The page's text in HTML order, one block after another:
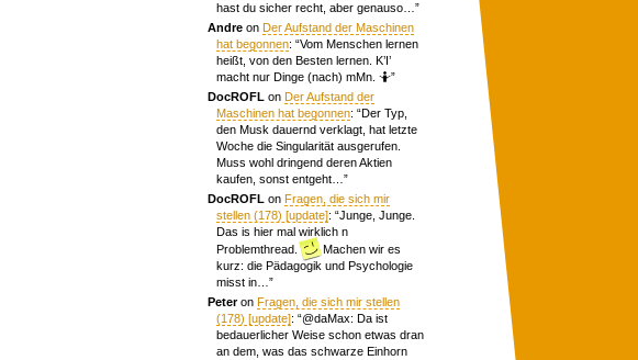
hast du sicher recht, aber genauso… ”
Andre onDer Aufstand der Maschinen
hat begonnen: “Vom Menschen lernen
heißt, von den Besten lernen. K’I’
macht nur Dinge (nach) mMn. 🤷”
DocROFL onDer Aufstand der
Maschinen hat begonnen: “Der Typ,
den Musk dauernd verklagt, hat letzte
Woche die Singularität ausgerufen.
Muss wohl dringend deren Aktien
kaufen, sonst entgeht… ”
DocROFL onFragen, die sich mir
stellen (178) [update]: “Junge, Junge.
Das is hier mal wirklich n
Problemthread.
Machen wir es
kurz: die Pädagogik und Psychologie
misst in… ”
PeteronFragen, die sich mir stellen
(178) [update]: “@daMax: Da ist
bedauerlicher Weise schon etwas dran
an dem, was das schwarze Einhorn